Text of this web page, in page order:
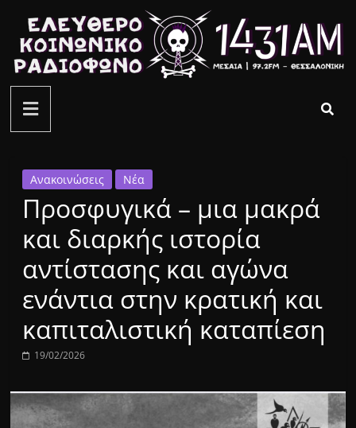
περιεχόμενο
ελεύθερο
κοινωνικό
ραδιόφωνο
1431AM
Ανακοινώσεις Νέα
Προσφυγικά – μια μακρά
και διαρκής ιστορία
αντίστασης και αγώνα
ενάντια στην κρατική και
καπιταλιστική καταπίεση
19/02/2026